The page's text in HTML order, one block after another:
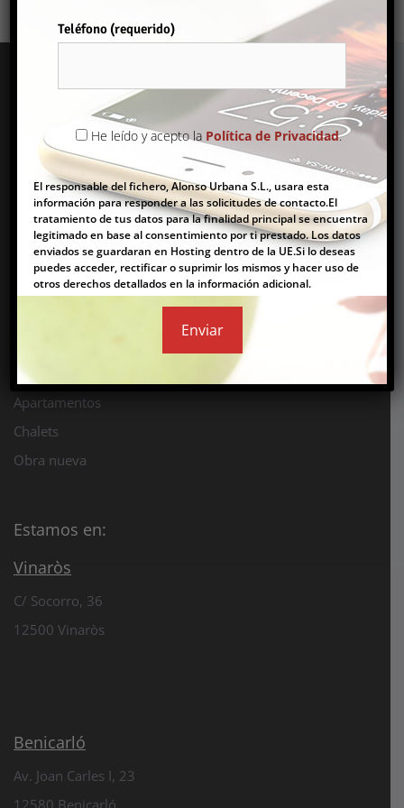
Por favor, deja este campo vacío.
Teléfono (requerido)
He leído y acepto la Política de Privacidad.
El responsable del fichero, Alonso Urbana S.L., usara esta
información para responder a las solicitudes de contacto.El
tratamiento de tus datos para la finalidad principal se encuentra
legitimado en base al consentimiento por ti prestado. Los datos
enviados se guardaran en Hosting dentro de la UE.Si lo deseas
puedes acceder, rectificar o suprimir los mismos y hacer uso de
otros derechos detallados en la información adicional.
Encontramos tu casa ideal
Tel.964 454 535Mov.651 992 427
Qué tipo de inmueble buscas
Casas
Apartamentos
Chalets
Obra nueva
Estamos en:
Vinaròs
C/ Socorro, 36
12500 Vinaròs
Benicarló
Av. Joan Carles I, 23
12580 Benicarló